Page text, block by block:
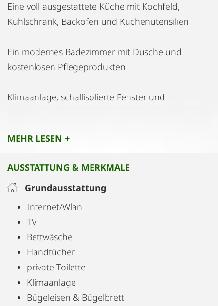
Eine voll ausgestattete Küche mit Kochfeld,
Kühlschrank, Backofen und Küchenutensilien
Ein modernes Badezimmer mit Dusche und
kostenlosen Pflegeprodukten
Klimaanlage, schallisolierte Fenster und
Flachbild-Kabel-TV und Kaffeemaschine
Ideal für Familien, kleine Gruppen oder
Geschäftsreisende, die Wert auf Raum,
Privatsphäre und Komfort legen. Alle wichtigen
Sehenswürdigkeiten sind bequem zu Fuß
erreichbar.
MEHR LESEN +
AUSSTATTUNG & MERKMALE
Grundausstattung
Internet/Wlan
TV
Bettwäsche
Handtücher
private Toilette
Klimaanlage
Bügeleisen & Bügelbrett